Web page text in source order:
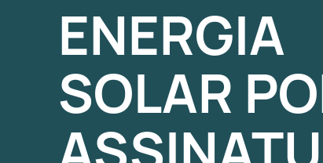
ENERGIA
SOLAR